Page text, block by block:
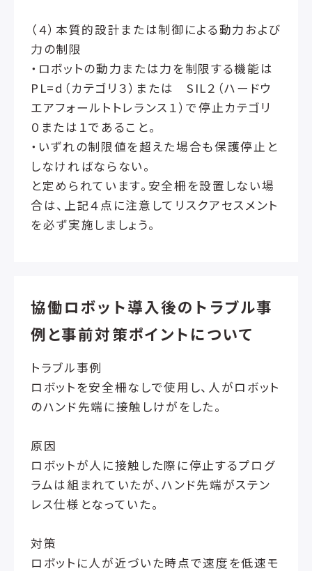
（４）本質的設計または制御による動力および
力の制限
・ロボットの動力または力を制限する機能は
PL=d（カテゴリ３）または SIL２（ハードウ
エアフォールトトレランス１）で停止カテゴリ
０または１であること。
・いずれの制限値を超えた場合も保護停止と
しなければならない。
と定められています。安全柵を設置しない場
合は、上記４点に注意してリスクアセスメント
を必ず実施しましょう。
協働ロボット導入後のトラブル事
例と事前対策ポイントについて
トラブル事例
ロボットを安全柵なしで使用し、人がロボット
のハンド先端に接触しけがをした。
原因
ロボットが人に接触した際に停止するプログ
ラムは組まれていたが、ハンド先端がステン
レス仕様となっていた。
対策
ロボットに人が近づいた時点で速度を低速モ